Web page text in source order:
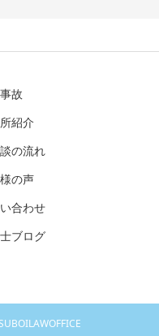
故
紹介
の流れ
の声
合わせ
ブログ